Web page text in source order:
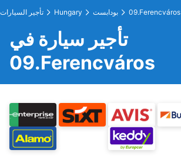
تأجير السيارات Hungary بودابست 09.Ferencváros
تأجير سيارة في
09.Ferencváros